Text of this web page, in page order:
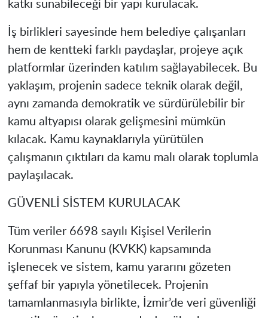
katkı sunabileceği bir yapı kurulacak.
İş birlikleri sayesinde hem belediye çalışanları
hem de kentteki farklı paydaşlar, projeye açık
platformlar üzerinden katılım sağlayabilecek. Bu
yaklaşım, projenin sadece teknik olarak değil,
aynı zamanda demokratik ve sürdürülebilir bir
kamu altyapısı olarak gelişmesini mümkün
kılacak. Kamu kaynaklarıyla yürütülen
çalışmanın çıktıları da kamu malı olarak toplumla
paylaşılacak.
GÜVENLİ SİSTEM KURULACAK
Tüm veriler 6698 sayılı Kişisel Verilerin
Korunması Kanunu (KVKK) kapsamında
işlenecek ve sistem, kamu yararını gözeten
şeffaf bir yapıyla yönetilecek. Projenin
tamamlanmasıyla birlikte, İzmir’de veri güvenliği